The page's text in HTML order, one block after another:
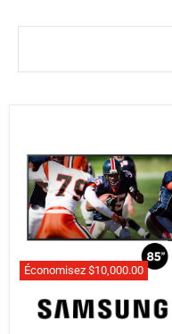
Économisez $10,000.00
QN85LST9CAFXZC